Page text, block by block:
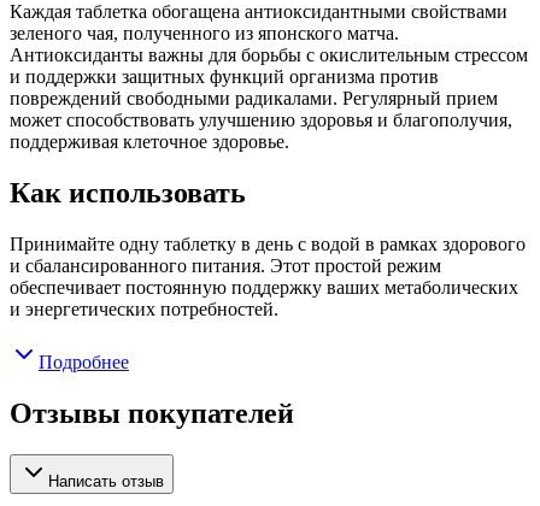
Каждая таблетка обогащена антиоксидантными свойствами
зеленого чая, полученного из японского матча.
Антиоксиданты важны для борьбы с окислительным стрессом
и поддержки защитных функций организма против
повреждений свободными радикалами. Регулярный прием
может способствовать улучшению здоровья и благополучия,
поддерживая клеточное здоровье.
Как использовать
Принимайте одну таблетку в день с водой в рамках здорового
и сбалансированного питания. Этот простой режим
обеспечивает постоянную поддержку ваших метаболических
и энергетических потребностей.
Подробнее
Отзывы покупателей
Написать отзыв